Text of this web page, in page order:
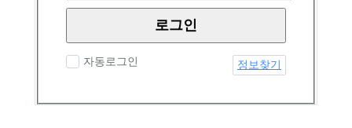
로그인
자동로그인 정보찾기